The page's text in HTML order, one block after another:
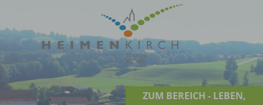
ZUM BEREICH - LEBEN,